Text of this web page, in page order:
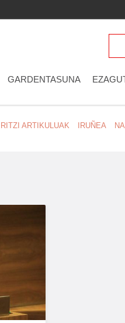
GARDENTASUNA
IRITZI ARTIKULUAK IRUÑEA